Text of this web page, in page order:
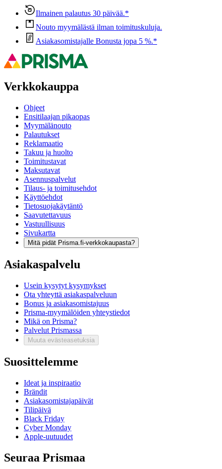
Ilmainen palautus 30 päivää.*
Nouto myymälästä ilman toimituskuluja.
Asiakasomistajalle Bonusta jopa 5 %.*
Verkkokauppa
Ohjeet
Ensitilaajan pikaopas
Myymälänouto
Palautukset
Reklamaatio
Takuu ja huolto
Toimitustavat
Maksutavat
Asennuspalvelut
Tilaus- ja toimitusehdot
Käyttöehdot
Tietosuojakäytäntö
Saavutettavuus
Vastuullisuus
Sivukartta
Mitä pidät Prisma.fi-verkkokaupasta?
Asiakaspalvelu
Usein kysytyt kysymykset
Ota yhteyttä asiakaspalveluun
Bonus ja asiakasomistajuus
Prisma-myymälöiden yhteystiedot
Mikä on Prisma?
Palvelut Prismassa
Muuta evästeasetuksia
Suosittelemme
Ideat ja inspiraatio
Brändit
Asiakasomistajapäivät
Tilipäivä
Black Friday
Cyber Monday
Apple-uutuudet
Seuraa Prismaa